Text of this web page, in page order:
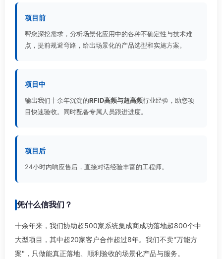
项目前
帮您深挖需求，分析场景化应用中的各种不确定性与技术难
点，提前规避弯路，给出场景化的产品选型和实施方案。
项目中
输出我们十余年沉淀的RFID高频与超高频行业经验，助您项
目快速验收。同时配备专属人员跟进进度。
项目后
24小时内响应售后，直接对话经验丰富的工程师。
凭什么信我们？
十余年来，我们协助超500家系统集成商成功落地超800个中
大型项目，其中超20家客户合作超过8年。我们不卖"万能方
案"，只做能真正落地、顺利验收的场景化产品与服务。